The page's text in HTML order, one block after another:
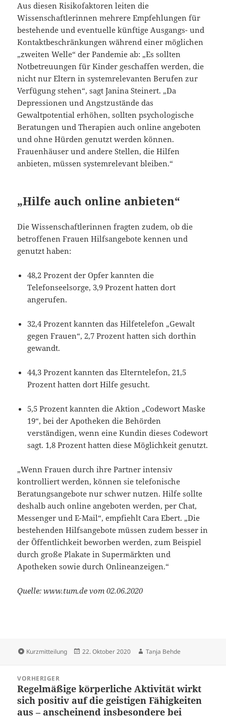
Aus diesen Risikofaktoren leiten die
Wissenschaftlerinnen mehrere Empfehlungen für
bestehende und eventuelle künftige Ausgangs- und
Kontaktbeschränkungen während einer möglichen
„zweiten Welle“ der Pandemie ab: „Es sollten
Notbetreuungen für Kinder geschaffen werden, die
nicht nur Eltern in systemrelevanten Berufen zur
Verfügung stehen“, sagt Janina Steinert. „Da
Depressionen und Angstzustände das
Gewaltpotential erhöhen, sollten psychologische
Beratungen und Therapien auch online angeboten
und ohne Hürden genutzt werden können.
Frauenhäuser und andere Stellen, die Hilfen
anbieten, müssen systemrelevant bleiben.“
„Hilfe auch online anbieten“
Die Wissenschaftlerinnen fragten zudem, ob die
betroffenen Frauen Hilfsangebote kennen und
genutzt haben:
48,2 Prozent der Opfer kannten die
Telefonseelsorge, 3,9 Prozent hatten dort
angerufen.
32,4 Prozent kannten das Hilfetelefon „Gewalt
gegen Frauen“, 2,7 Prozent hatten sich dorthin
gewandt.
44,3 Prozent kannten das Elterntelefon, 21,5
Prozent hatten dort Hilfe gesucht.
5,5 Prozent kannten die Aktion „Codewort Maske
19“, bei der Apotheken die Behörden
verständigen, wenn eine Kundin dieses Codewort
sagt. 1,8 Prozent hatten diese Möglichkeit genutzt.
„Wenn Frauen durch ihre Partner intensiv
kontrolliert werden, können sie telefonische
Beratungsangebote nur schwer nutzen. Hilfe sollte
deshalb auch online angeboten werden, per Chat,
Messenger und E-Mail“, empfiehlt Cara Ebert. „Die
bestehenden Hilfsangebote müssen zudem besser in
der Öffentlichkeit beworben werden, zum Beispiel
durch große Plakate in Supermärkten und
Apotheken sowie durch Onlineanzeigen.“
Quelle: www.tum.de vom 02.06.2020
Format
Kurzmitteilung
Veröffentlicht
22. Oktober 2020 Autor
Tanja Behde
VORHERIGER
Vorheriger
Beitrag:
Regelmäßige körperliche Aktivität wirkt
sich positiv auf die geistigen Fähigkeiten
aus – anscheinend insbesondere bei